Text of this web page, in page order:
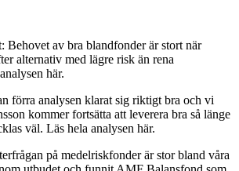
Behovet av bra blandfonder är stort när
alternativ med lägre risk än rena
här.
förra analysen klarat sig riktigt bra och vi
kommer fortsätta att leverera bra så länge
väl. Läs hela analysen här.
på medelriskfonder är stor bland våra